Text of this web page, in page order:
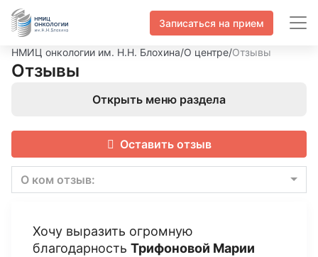
Записаться на прием
НМИЦ онкологии им. Н.Н. Блохина/О центре/Отзывы
Отзывы
Открыть меню раздела
Оставить отзыв
О ком отзыв:
Хочу выразить огромную
благодарность Трифоновой Марии